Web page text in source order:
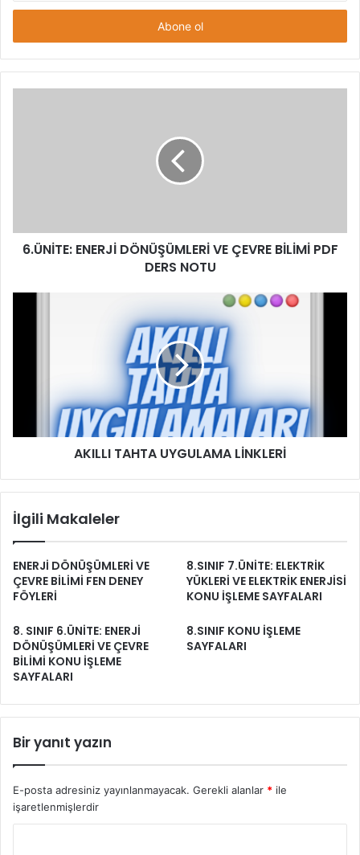
adresinizi
6.ÜNİTE: ENERJİ DÖNÜŞÜMLERİ VE ÇEVRE BİLİMİ PDF
DERS NOTU
AKILLI TAHTA UYGULAMA LİNKLERİ
İlgili Makaleler
ENERJİ DÖNÜŞÜMLERİ VE
ÇEVRE BİLİMİ FEN DENEY
FÖYLERİ
8.SINIF 7.ÜNİTE: ELEKTRİK
YÜKLERİ VE ELEKTRİK ENERJİSİ
KONU İŞLEME SAYFALARI
8. SINIF 6.ÜNİTE: ENERJİ
DÖNÜŞÜMLERİ VE ÇEVRE
BİLİMİ KONU İŞLEME
SAYFALARI
8.SINIF KONU İŞLEME
SAYFALARI
Bir yanıt yazın
E-posta adresiniz yayınlanmayacak. Gerekli alanlar * ile
işaretlenmişlerdir